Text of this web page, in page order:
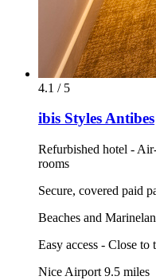
4.1 / 5
ibis Styles Antibes
Refurbished hotel -
rooms
Secure, covered paid
Beaches and
Easy access - Close to
Nice Airport 9.5 miles